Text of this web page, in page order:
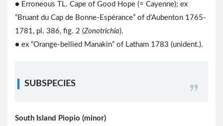
● Erroneous TL. Cape of Good Hope (= Cayenne); ex
“Bruant du Cap de Bonne-Espérance” of d’Aubenton 1765-
1781, pl. 386, fig. 2 (Zonotrichia).
● ex “Orange-bellied Manakin” of Latham 1783 (unident.).
SUBSPECIES
South Island Piopio (minor)